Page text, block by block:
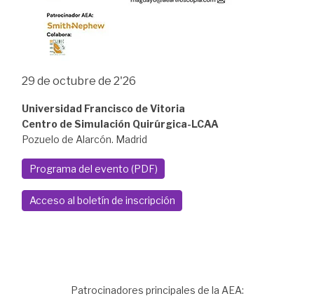
29 de octubre de 2'26
Universidad Francisco de Vitoria
Centro de Simulación Quirúrgica-LCAA
Pozuelo de Alarcón. Madrid
Programa del evento (PDF)
Acceso al boletín de inscripción
Patrocinadores principales de la AEA: